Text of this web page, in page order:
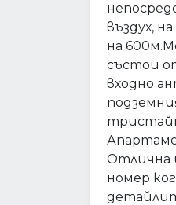
въздух,
на
състои
входно
Отлична
номер